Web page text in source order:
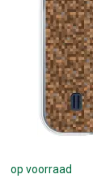
op voorraad